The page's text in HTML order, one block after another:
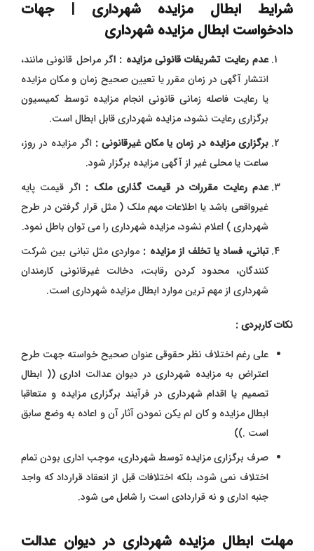
شرایط ابطال مزایده شهرداری | جهات
دادخواست ابطال مزایده شهرداری
عدم رعایت تشریفات قانونی مزایده : اگر مراحل قانونی مانند،
انتشار آگهی در زمان مقرر یا تعیین صحیح زمان و مکان مزایده
یا رعایت فاصله زمانی قانونی انجام مزایده توسط کمیسیون
برگزاری رعایت نشود، مزایده شهرداری قابل ابطال است.
برگزاری مزایده در زمان یا مکان غیرقانونی :اگر مزایده در روز،
ساعت یا محلی غیر از آگهی مزایده برگزار شود.
عدم رعایت مقررات در قیمت گذاری ملک :اگر قیمت پایه
غیرواقعی باشد یا اطلاعات مهم ملک ( مثل قرار گرفتن در طرح
شهرداری ) اعلام نشود، مزایده شهرداری را می توان باطل نمود.
تبانی، فساد یا تخلف از مزایده : مواردی مثل تبانی بین شرکت
کنندگان، محدود کردن رقابت، دخالت غیرقانونی کارمندان
شهرداری از مهم ترین موارد ابطال مزایده شهرداری است.
نکات کاربردی :
علی رغم اختلاف نظر حقوقی عنوان صحیح خواسته جهت طرح
اعتراض به مزایده شهرداری در دیوان عدالت اداری (( ابطال
تصمیم یا اقدام شهرداری در فرآیند برگزاری مزایده و متعاقبا
ابطال مزایده و کان لم یکن نمودن آثار آن و اعاده به وضع سابق
است .))
صرف برگزاری مزایده توسط شهرداری، موجب اداری بودن تمام
اختلاف نمی شود، بلکه اختلافات قبل از انعقاد قرارداد که واجد
جنبه اداری و نه قراردادی است را شامل می شود.
مهلت ابطال مزایده شهرداری در دیوان عدالت